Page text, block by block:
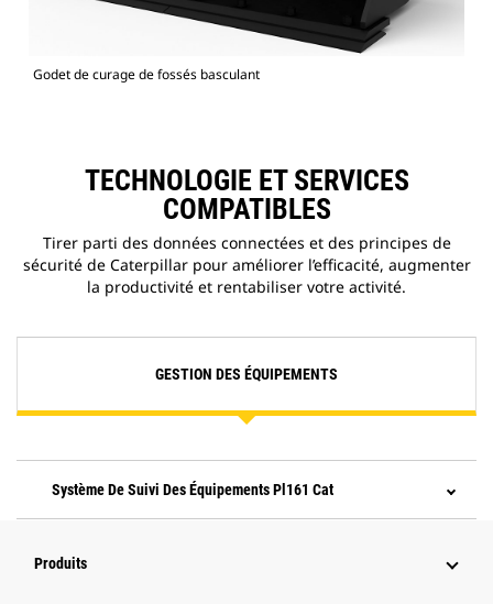
Godet de curage de fossés basculant
TECHNOLOGIE ET SERVICES
COMPATIBLES
Tirer parti des données connectées et des principes de
sécurité de Caterpillar pour améliorer l’efficacité, augmenter
la productivité et rentabiliser votre activité.
GESTION DES ÉQUIPEMENTS
Système De Suivi Des Équipements Pl161 Cat
Produits